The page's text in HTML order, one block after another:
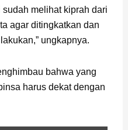
melihat kiprah dari
agar ditingkatkan dan
ungkapnya.
bahwa yang
harus dekat dengan